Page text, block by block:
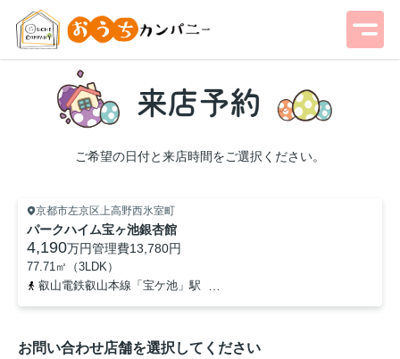
ご希望の日付と来店時間をご選択ください。
京都市左京区上高野西氷室町
パークハイム宝ヶ池銀杏館
4,190万円管理費13,780円
77.71㎡（3LDK）
叡山電鉄叡山本線「宝ケ池」駅
お問い合わせ店舗を選択してください